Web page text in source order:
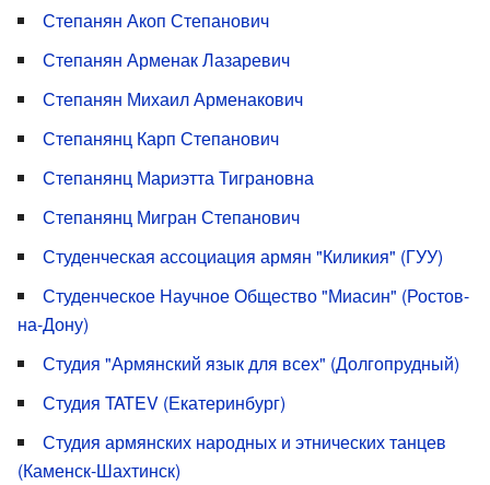
Степанян Акоп Степанович
Степанян Арменак Лазаревич
Степанян Михаил Арменакович
Степанянц Карп Степанович
Степанянц Мариэтта Тиграновна
Степанянц Мигран Степанович
Студенческая ассоциация армян "Киликия" (ГУУ)
Студенческое Научное Общество "Миасин" (Ростов-
на-Дону)
Студия "Армянский язык для всех" (Долгопрудный)
Студия TATEV (Екатеринбург)
Студия армянских народных и этнических танцев
(Каменск-Шахтинск)